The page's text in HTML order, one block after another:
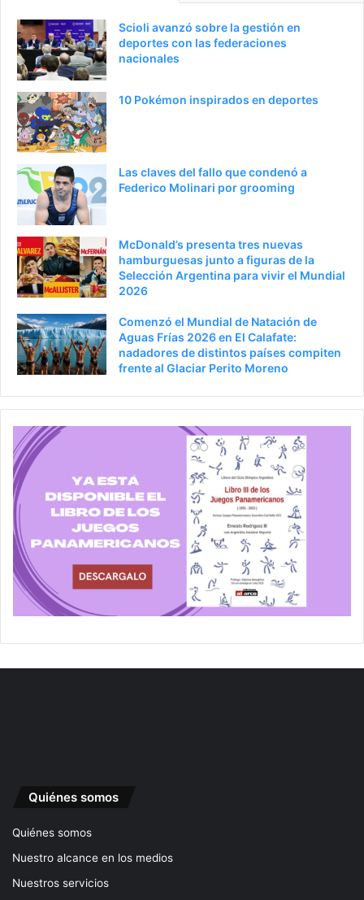
Scioli avanzó sobre la gestión en
deportes con las federaciones
nacionales
10 Pokémon inspirados en deportes
Las claves del fallo que condenó a
Federico Molinari por grooming
McDonald’s presenta tres nuevas
hamburguesas junto a figuras de la
Selección Argentina para vivir el Mundial
2026
Comenzó el Mundial de Natación de
Aguas Frías 2026 en El Calafate:
nadadores de distintos países compiten
frente al Glaciar Perito Moreno
Quiénes somos
Quiénes somos
Nuestro alcance en los medios
Nuestros servicios